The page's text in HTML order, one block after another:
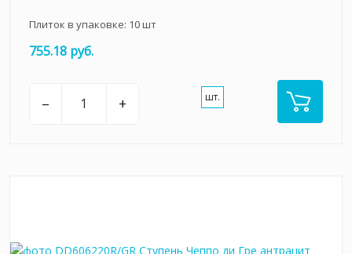
Плиток в упаковке: 10шт
755.18 руб.
– + шт.